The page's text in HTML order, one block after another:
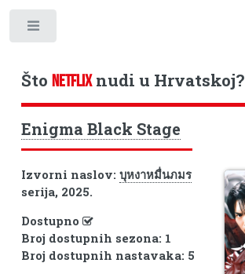
Što NETFLIXnudi u Hrvatskoj?
Enigma Black Stage
Izvorni naslov: บุหงาหมื่นภมร
serija, 2025.
Dostupno
Broj dostupnih sezona: 1
Broj dostupnih nastavaka: 5